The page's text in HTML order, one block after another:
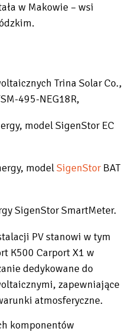
w Makowie – wsi
Trina Solar Co.,
495-NEG18R,
model SigenStor EC
modelSigenStorBAT
SigenStor SmartMeter.
PV stanowi w tym
K500 Carport X1 w
dedykowane do
zapewniające
atmosferyczne.
komponentów